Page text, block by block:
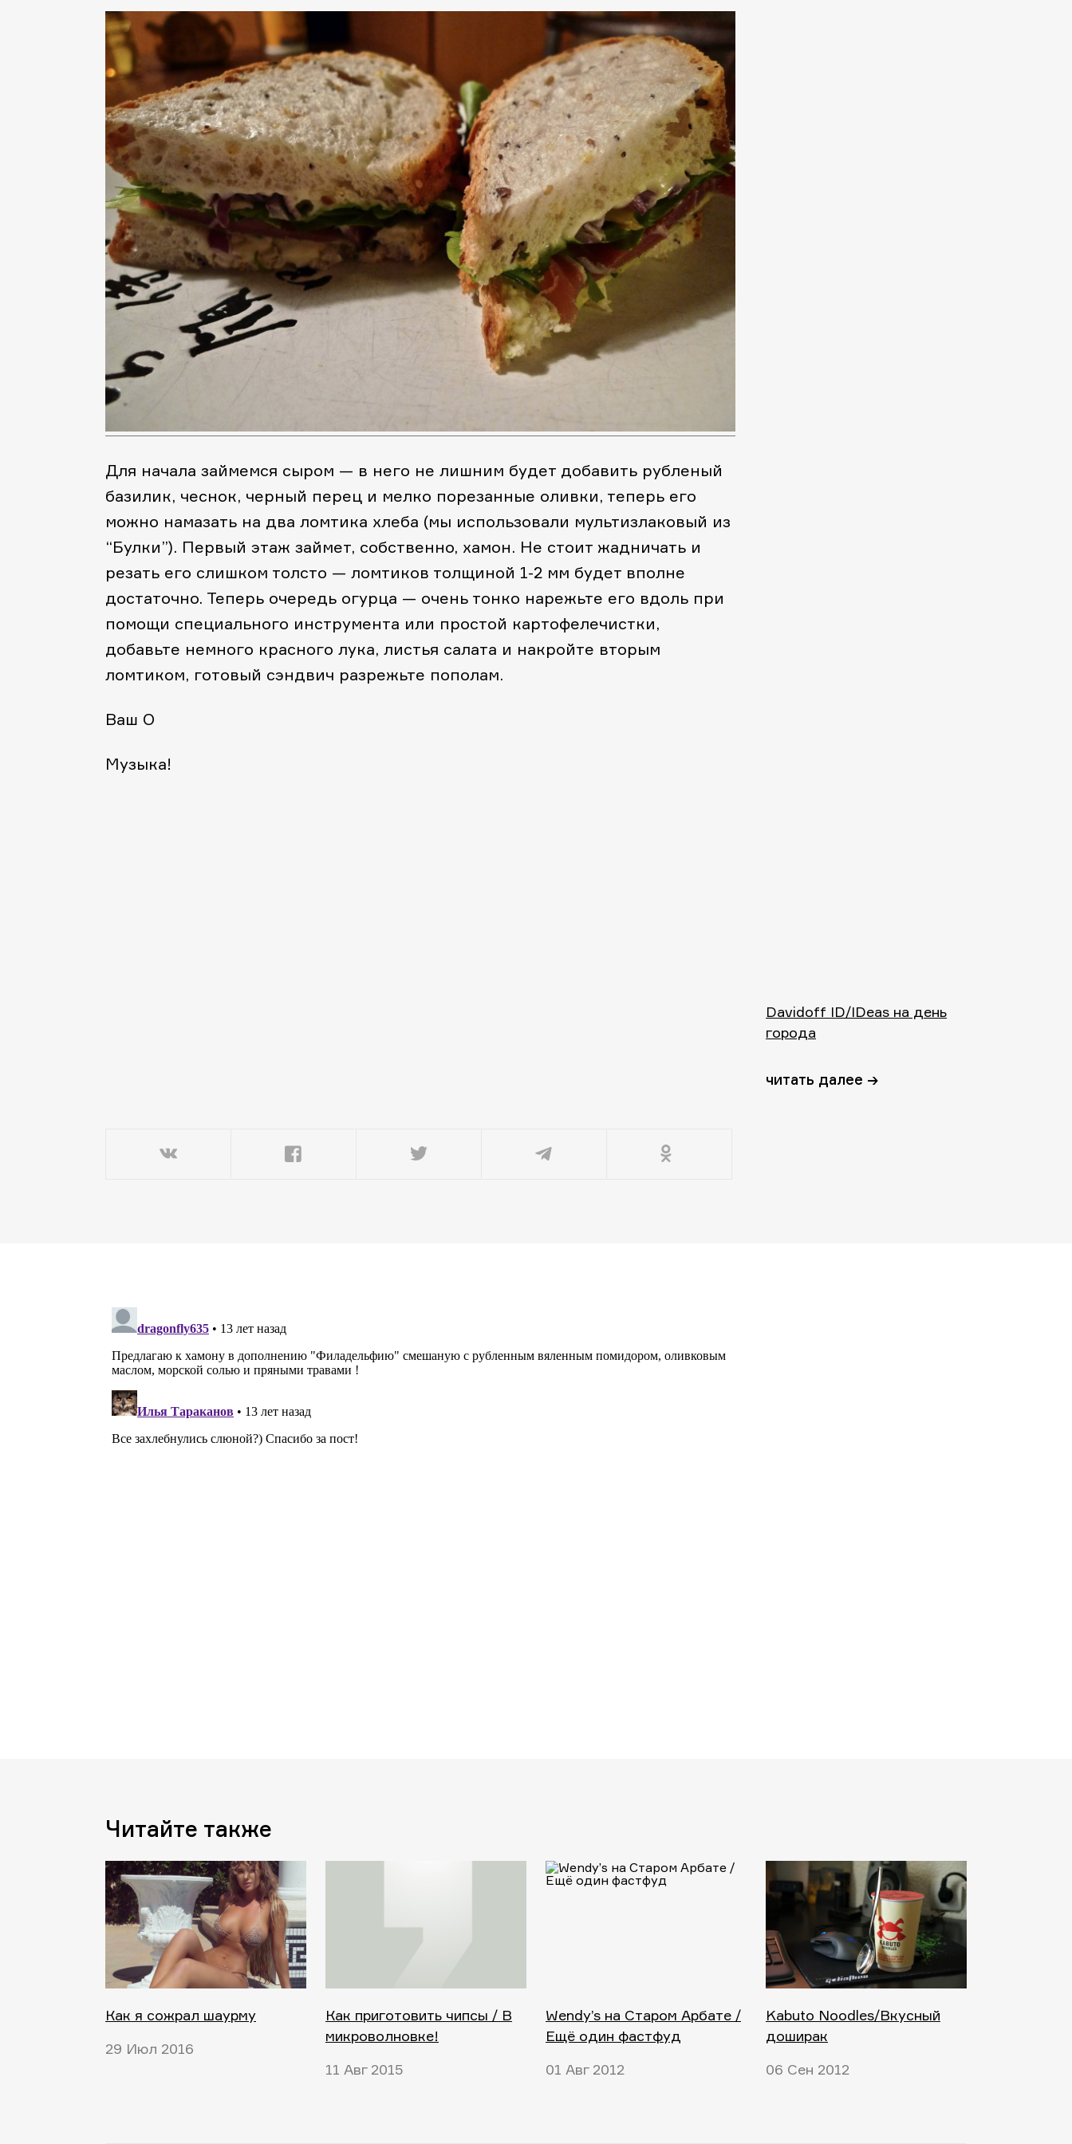
Для начала займемся сыром — в него не лишним будет добавить рубленый
базилик, чеснок, черный перец и мелко порезанные оливки, теперь его
можно намазать на два ломтика хлеба (мы использовали мультизлаковый из
“Булки”). Первый этаж займет, собственно, хамон. Не стоит жадничать и
резать его слишком толсто — ломтиков толщиной 1-2 мм будет вполне
достаточно. Теперь очередь огурца — очень тонко нарежьте его вдоль при
помощи специального инструмента или простой картофелечистки,
добавьте немного красного лука, листья салата и накройте вторым
ломтиком, готовый сэндвич разрежьте пополам.
Ваш O
Музыка!
Davidoff ID/IDeas на день
города
читать далее →
Читайте также
Как я сожрал шаурму
29 Июл 2016
Как приготовить чипсы / В
микроволновке!
11 Авг 2015
Wendy’s на Старом Арбате /
Ещё один фастфуд
01 Авг 2012
Kabuto Noodles/Вкусный
доширак
06 Сен 2012